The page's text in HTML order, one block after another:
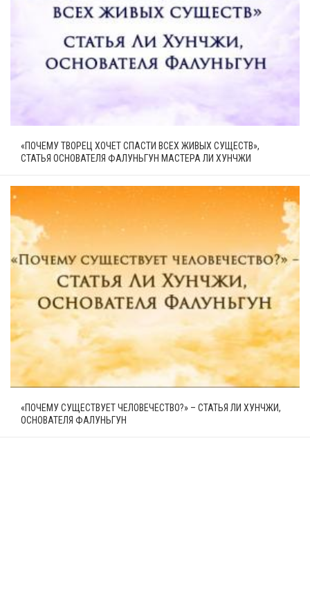
«ПОЧЕМУ ТВОРЕЦ ХОЧЕТ СПАСТИ ВСЕХ ЖИВЫХ СУЩЕСТВ»,
СТАТЬЯ ОСНОВАТЕЛЯ ФАЛУНЬГУН МАСТЕРА ЛИ ХУНЧЖИ
«ПОЧЕМУ СУЩЕСТВУЕТ ЧЕЛОВЕЧЕСТВО?» – СТАТЬЯ ЛИ ХУНЧЖИ,
ОСНОВАТЕЛЯ ФАЛУНЬГУН